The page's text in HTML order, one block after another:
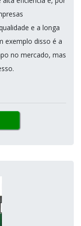
e a longa
exemplo disso é a
no mercado, mas